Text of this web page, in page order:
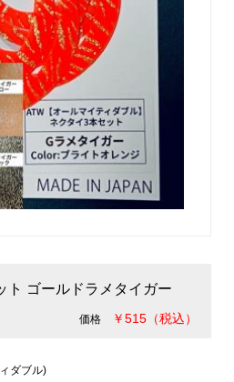
ト ゴールドラメタイガー
価格 ￥515（税込）
ダブル)